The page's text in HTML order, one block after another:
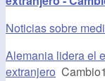
Noticias sobre
Alemania lidera el
extranjero